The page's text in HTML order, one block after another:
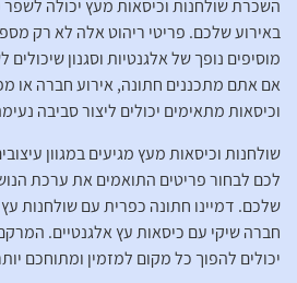
השכרת שולחנות וכיסאות מעץ יכולה
באירוע שלכם. פריטי ריהוט אלה לא רק
מוסיפים נופך של אלגנטיות וסגנון
אם אתם מתכננים חתונה, אירוע חברה או
וכיסאות מתאימים יכולים ליצור סביבה
שולחנות וכיסאות מעץ מגיעים במגוון
לכם לבחור פריטים התואמים את ערכת
שלכם. דמיינו חתונה כפרית עם שולחנות
חברה שיקי עם כיסאות עץ אלגנטיים.
יכולים להפוך כל מקום למזמין ומתוחכם